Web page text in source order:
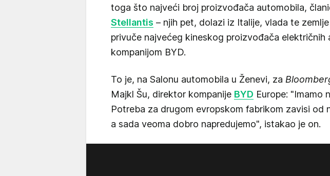
toga što najveći broj proizvođača automobila,
Stellantis – njih pet, dolazi iz Italije, vlada te
privuče najvećeg kineskog proizvođača električnih
kompanijom BYD.
To je, na Salonu automobila u Ženevi, za
Majkl Šu, direktor kompanije BYD Europe: "Imamo
Potreba za drugom evropskom fabrikom zavisi od
a sada veoma dobro napredujemo", istakao je on.